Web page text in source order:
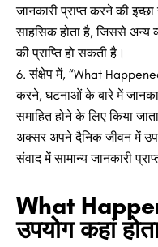
जानकारी प्राप्त करने की
साहसिक होता है, जिससे अन्य
की प्राप्ति हो सकती है।
संक्षेप में, “What
करने, घटनाओं के बारे में
समाहित होने के लिए किया
अक्सर अपने दैनिक जीवन में
संवाद में सामान्य जानकारी
What
उपयोग कहां